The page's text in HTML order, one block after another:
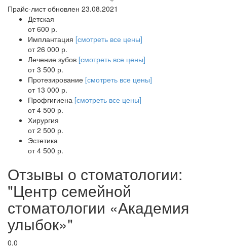
Прайс-лист обновлен 23.08.2021
Детская
от 600 р.
Имплантация [смотреть все цены]
от 26 000 р.
Лечение зубов [смотреть все цены]
от 3 500 р.
Протезирование [смотреть все цены]
от 13 000 р.
Профгигиена [смотреть все цены]
от 4 500 р.
Хирургия
от 2 500 р.
Эстетика
от 4 500 р.
Отзывы о стоматологии:
"Центр семейной
стоматологии «Академия
улыбок»"
0.0